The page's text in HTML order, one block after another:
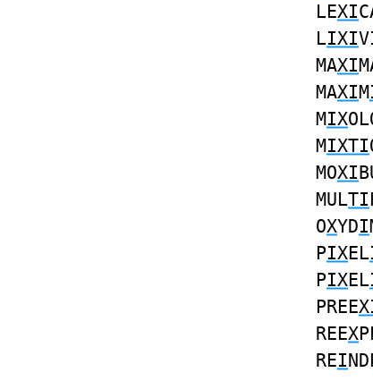
LEXI
LIXI
MAXI
MAXIM
MIX
MIXTI
MOXI
MULTI
OXYDI
PIXEL
PIXEL
PREE
REEX
REI